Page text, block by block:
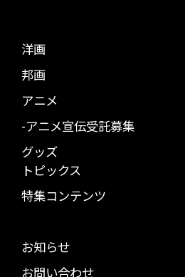
洋画
邦画
アニメ
-アニメ宣伝受託募集
グッズ
トピックス
特集コンテンツ
お知らせ
お問い合わせ